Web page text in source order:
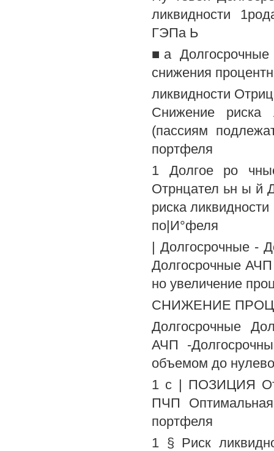
ликвидности
ГЭПа Ь
■а Долгосрочные
снижения
ликвидности
Снижение риска
(пассиям
портфеля
1 Долгое ро
Отрнцател ьн ы й
риска
по|И°феля
| Долгосрочные -
Долгосрочные
но увеличение
СНИЖЕНИЕ
Долгосрочные
АЧП -
объемом до
1 с | ПОЗИЦИЯ
ПЧП
портфеля
1 § Риск